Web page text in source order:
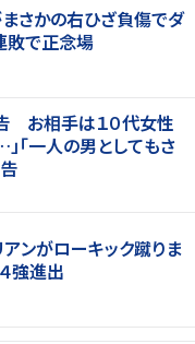
まさかの右ひざ負傷でダ
敗で正念場
お相手は１０代女性
「一人の男としてもさ
アンがローキック蹴りま
強進出